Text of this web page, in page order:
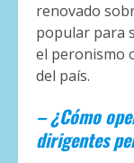
renovado
popular para
el peronismo
del país.
– ¿Cómo
dirigentes